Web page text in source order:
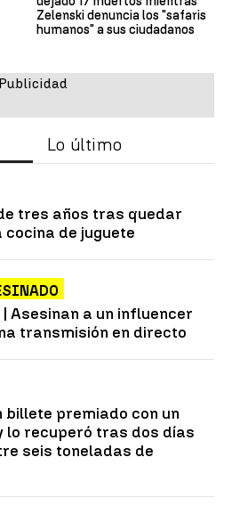
Zelenski denuncia los "safaris
humanos" a sus ciudadanos
Lo último
tres años tras quedar
de juguete
Asesinan a un influencer
transmisión en directo
premiado con un
lo recuperó tras dos días
seis toneladas de